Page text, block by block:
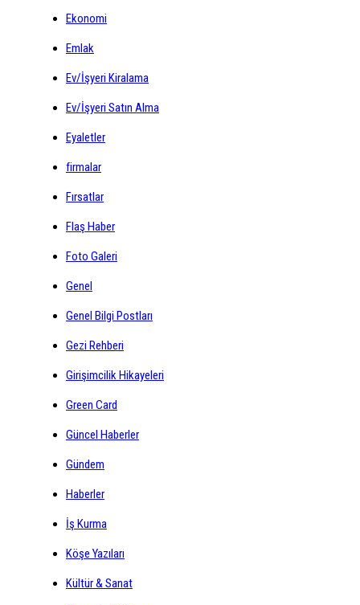
Ekonomi
Emlak
Ev/İşyeri Kiralama
Ev/İşyeri Satın Alma
Eyaletler
firmalar
Fırsatlar
Flaş Haber
Foto Galeri
Genel
Genel Bilgi Postları
Gezi Rehberi
Girişimcilik Hikayeleri
Green Card
Güncel Haberler
Gündem
Haberler
İş Kurma
Köşe Yazıları
Kültür & Sanat